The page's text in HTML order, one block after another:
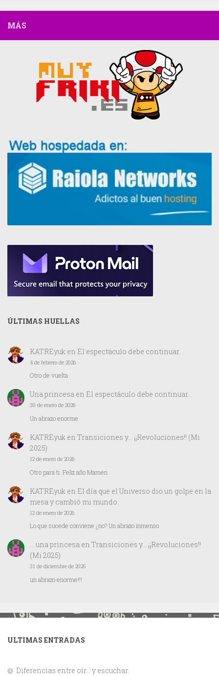
MÁS
ÚLTIMAS HUELLAS
KATREyuk en El espectáculo debe continuar…
4 de febrero de 2026
Otro de vuelta
Una princesaen El espectáculo debe continuar…
30 de enero de 2026
Un abrazo enorme
KATREyuken Transiciones y… ¡¡Revoluciones!! (Mi
2025)
12 de enero de 2026
Otro para ti. Feliz año Mamen
KATREyuk en El día que el Universo dio un golpe en la
mesa y cambió mi mundo.
12 de enero de 2026
Lo que sucede conviene ¿no? Un abrazo inmenso
… una princesaen Transiciones y… ¡¡Revoluciones!!
(Mi 2025)
31 de diciembre de 2025
un abrazo enorme!!!
ULTIMAS ENTRADAS
Diferencias entre oír… y escuchar.